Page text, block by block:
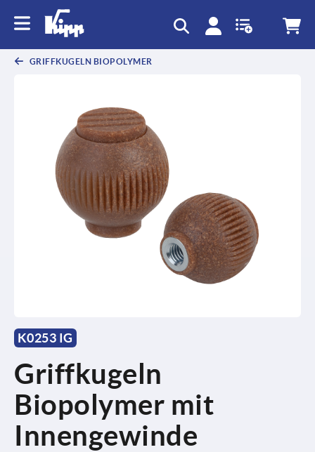
GRIFFKUGELN BIOPOLYMER
K0253 IG
Griffkugeln
Biopolymer mit
Innengewinde